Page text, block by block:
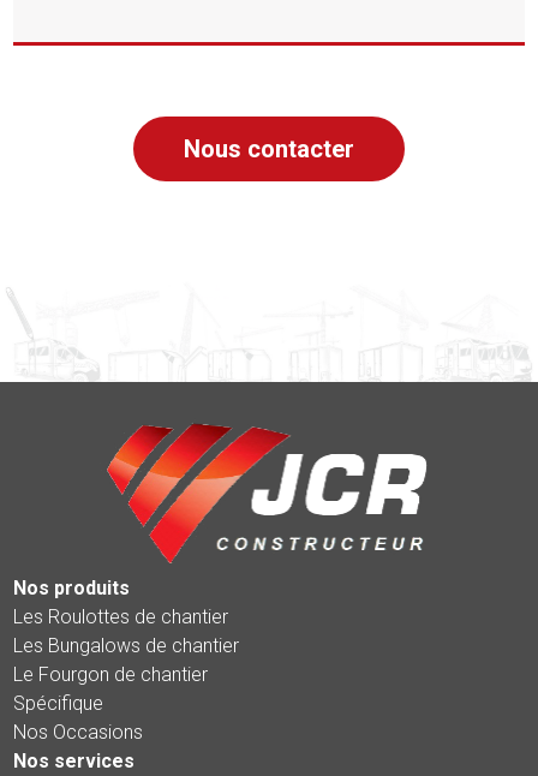
Nous contacter
Nos produits
Les Roulottes de chantier
Les Bungalows de chantier
Le Fourgon de chantier
Spécifique
Nos Occasions
Nos services